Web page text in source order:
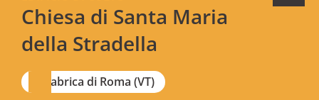
Chiesa di Santa Maria
della Stradella
Fabrica di Roma (VT)